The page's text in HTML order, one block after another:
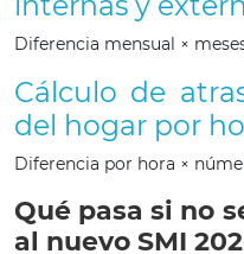
Diferencia mensual ×
Cálculo de
del hogar por
Diferencia por hora ×
Qué pasa si no
al nuevo SMI